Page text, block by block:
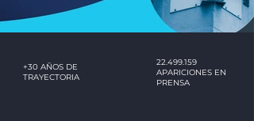
+30 AÑOS DE
TRAYECTORIA
22.499.159
APARICIONES EN
PRENSA